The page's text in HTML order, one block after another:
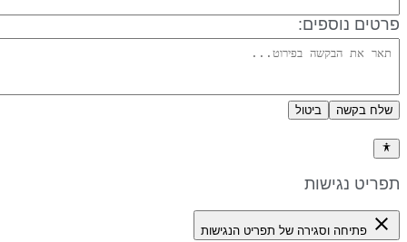
נוספים:
שלח בקשה ביטול
נגישות
close פתיחה וסגירה של תפריט הנגישות